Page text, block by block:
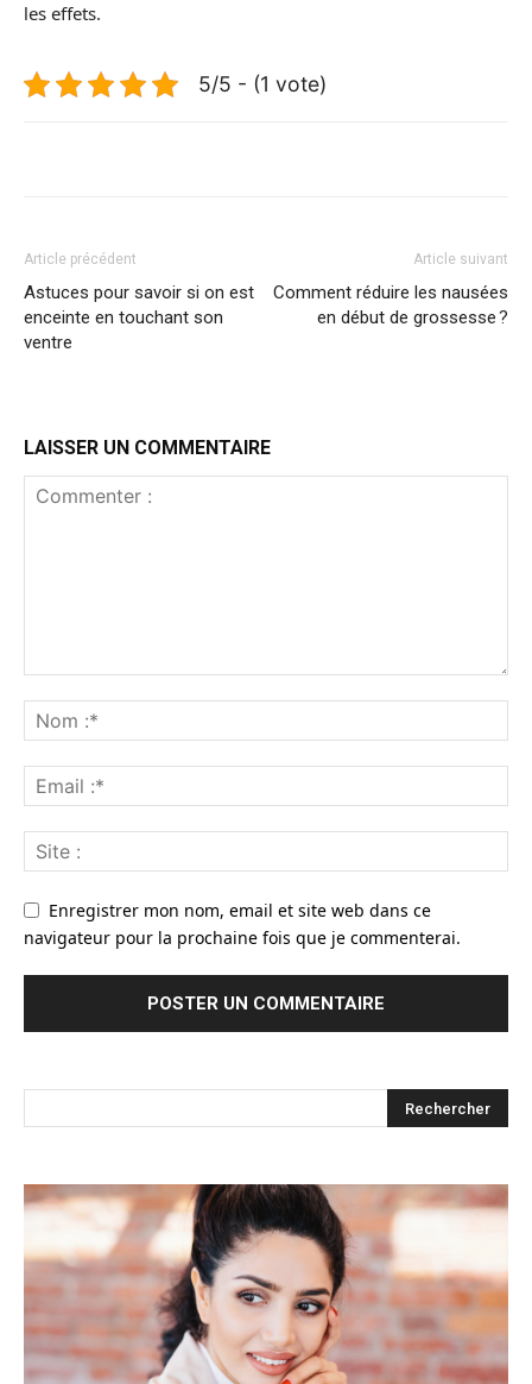
les effets.
5/5 - (1 vote)
Article précédent
Astuces pour savoir si on est
enceinte en touchant son
ventre
Article suivant
Comment réduire les nausées
en début de grossesse ?
LAISSER UN COMMENTAIRE
Enregistrer mon nom, email et site web dans ce
navigateur pour la prochaine fois que je commenterai.